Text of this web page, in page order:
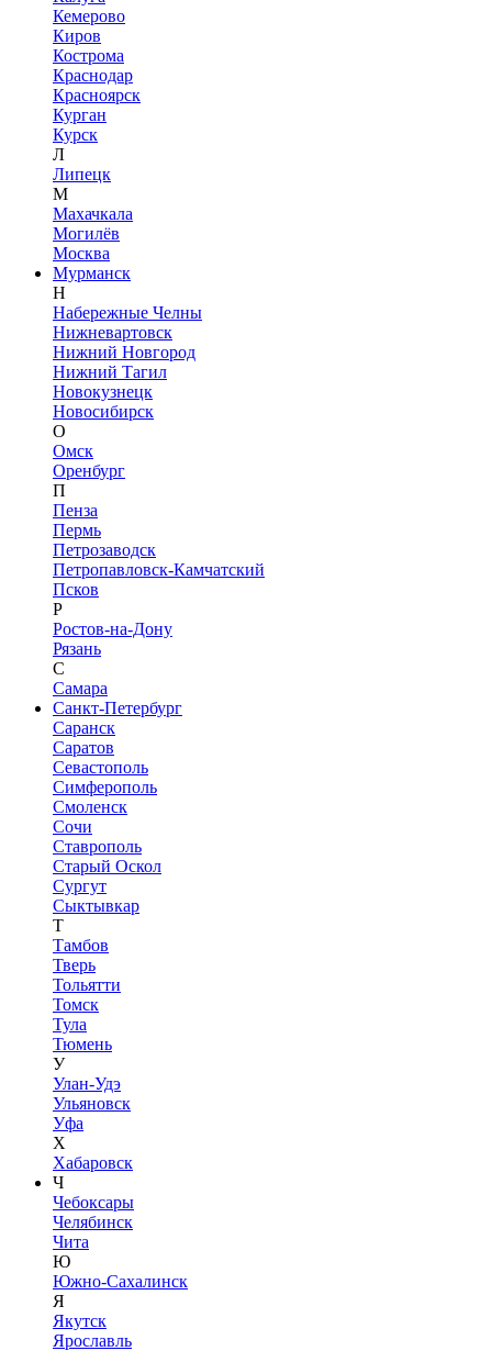
Кемерово
Киров
Кострома
Краснодар
Красноярск
Курган
Курск
Л
Липецк
М
Махачкала
Могилёв
Москва
Мурманск
Н
Набережные Челны
Нижневартовск
Нижний Новгород
Нижний Тагил
Новокузнецк
Новосибирск
О
Омск
Оренбург
П
Пенза
Пермь
Петрозаводск
Петропавловск-Камчатский
Псков
Р
Ростов-на-Дону
Рязань
С
Самара
Санкт-Петербург
Саранск
Саратов
Севастополь
Симферополь
Смоленск
Сочи
Ставрополь
Старый Оскол
Сургут
Сыктывкар
Т
Тамбов
Тверь
Тольятти
Томск
Тула
Тюмень
У
Улан-Удэ
Ульяновск
Уфа
Х
Хабаровск
Ч
Чебоксары
Челябинск
Чита
Ю
Южно-Сахалинск
Я
Якутск
Ярославль